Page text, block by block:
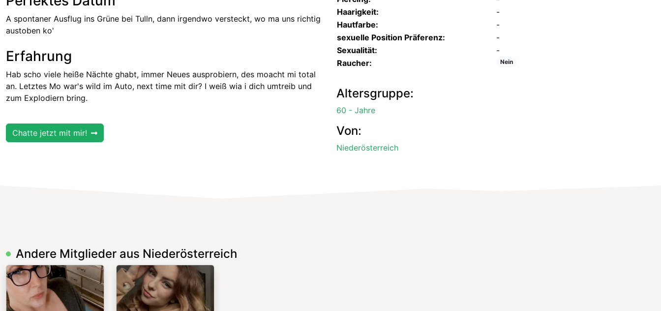
A spontaner Ausflug ins Grüne bei Tulln, dann irgendwo versteckt, wo ma uns richtig
austoben ko'
Erfahrung
Hab scho viele heiße Nächte ghabt, immer Neues ausprobiern, des moacht mi total
an. Letztes Mo war's wild im Auto, next time mit dir? I weiß wia i dich umtreib und
zum Explodiern bring.
Chatte jetzt mit mir!
Haarigkeit:
-
Hautfarbe:
-
sexuelle Position Präferenz:
-
Sexualität:
-
Raucher:
Nein
Altersgruppe:
60 - Jahre
Von:
Niederösterreich
Andere Mitglieder aus Niederösterreich